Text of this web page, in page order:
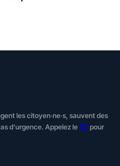
les citoyen·ne·s, sauvent des
d'urgence. Appelez le112pour